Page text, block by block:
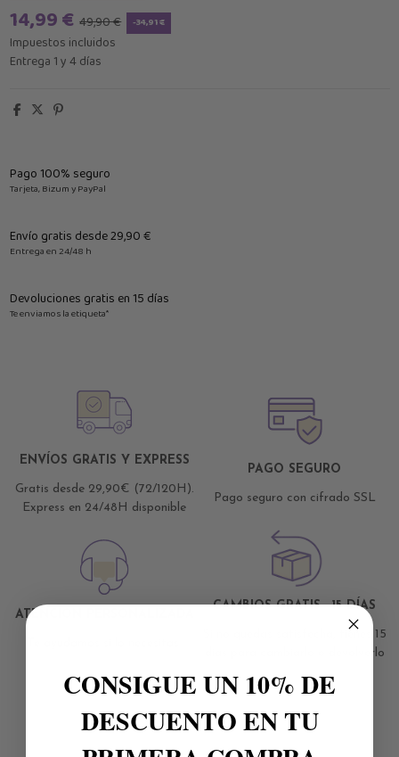
14,99 € 49,90 € -34,91 €
Impuestos incluidos
Entrega 1 y 4 días
Pago 100% seguro
Tarjeta, Bizum y PayPal
Envío gratis desde 29,90 €
Entrega en 24/48 h
Devoluciones gratis en 15 días
Te enviamos la etiqueta*
ENVÍOS GRATIS Y EXPRESS
Gratis desde 29,90€ (72/120H).
Express en 24/48H disponible
PAGO SEGURO
Pago seguro con cifrado SSL
ATENCIÓN PERSONALIZADA
CAMBIOS GRATIS · 15 DÍAS
Si no quedas satisfecha, tienes 15
días para cambiarlo o devolverlo
CONSIGUE UN 10% DE
DESCUENTO EN TU